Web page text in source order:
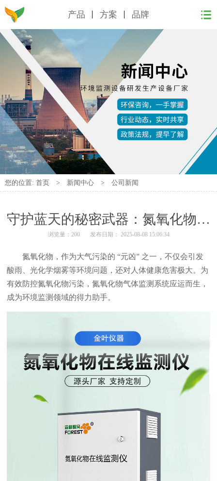
产品 方案 品牌
您的位置: 首页 > 新闻中心 > 公司新闻
守护蓝天的秘密武器：氮氧化物气体监测系统
浏览量：200 发布日期： 2025-08-08 15:06:34
氮氧化物，作为大气污染的 “元凶” 之一，不仅会引发
酸雨、光化学烟雾等环境问题，还对人体健康危害极大。为
有效防控氮氧化物污染，氮氧化物气体监测系统应运而生，
成为环境监测领域的得力助手。